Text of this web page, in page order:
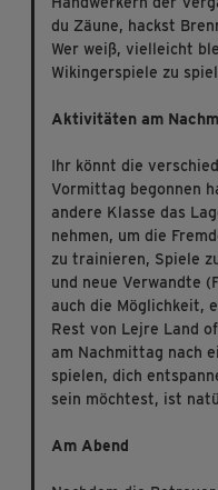
du Zäune, hackst
Wer weiß, vielleicht
Wikingerspiele zu
Aktivitäten am
Ihr könnt die
Vormittag begonnen
andere Klasse das
nehmen, um die
zu trainieren, Spiele
und neue Verwandte
auch die Möglichkeit,
Rest von Lejre Land
am Nachmittag nach
spielen, dich
sein möchtest, ist
Am Abend